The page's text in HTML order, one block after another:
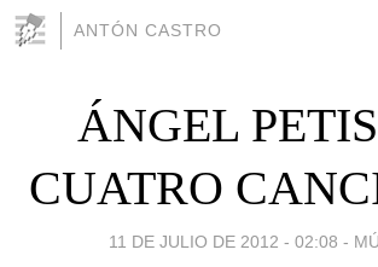
ANTÓN CASTRO
ÁNGEL
CUATRO
11 DE JULIO DE 2012 - 02:08 -